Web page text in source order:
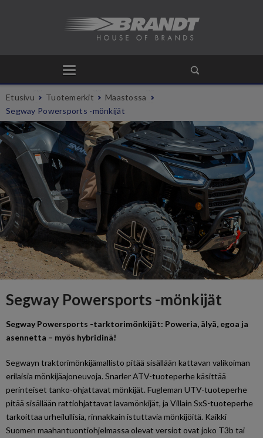
Etusivu Tuotemerkit
Maastossa
Segway Powersports -mönkijät
Segway Powersports -mönkijät
Segway Powersports -tarktorimönkijät: Poweria, älyä, egoa ja
asennetta – myös hybridinä!
Segwayn traktorimönkijämallisto pitää sisällään kattavan valikoiman
erilaisia mönkijäajoneuvoja. Snarler ATV-tuoteperhe käsittää
perinteiset tanko-ohjattavat mönkijät. Fugleman UTV-tuoteperhe
pitää sisällään rattiohjattavat lavamönkijät, ja Villain SxS-tuoteperhe
tarkoittaa urheilullisia, rinnakkain istuttavia mönkijöitä. Kaikki
Suomen maahantuontiohjelmassa olevat versiot ovat joko T3b tai